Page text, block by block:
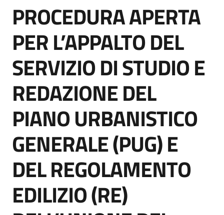
strumenti
di
Supporto
Piattaforme
telematiche
English
site
Salta al contenuto
PROCEDURA APERTA
PER L’APPALTO DEL
SERVIZIO DI STUDIO E
REDAZIONE DEL
PIANO URBANISTICO
GENERALE (PUG) E
DEL REGOLAMENTO
EDILIZIO (RE)